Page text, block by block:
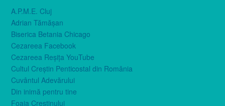
A.P.M.E. Cluj
Adrian Tămăşan
Biserica Betania Chicago
Cezareea Facebook
Cezareea Reşiţa YouTube
Cultul Creştin Penticostal din România
Cuvântul Adevărului
Din inimă pentru tine
Foaia Creştinului